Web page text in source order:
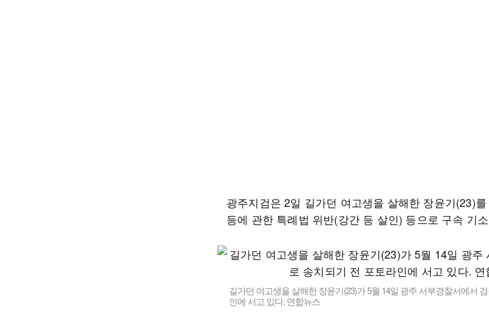
광주지검은 2일 길가던 여고생을 살해한 장윤기(23)
등에 관한 특례법 위반(강간 등 살인) 등으로 구속 기
길가던 여고생을 살해한 장윤기(23)가 5월 14일 광주 서부경찰서에서
인에 서고 있다. 연합뉴스